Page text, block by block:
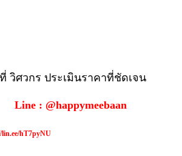
วิศวกร ประเมินราคาที่ชัดเจน
Line : @happymeebaan
hT7pyNU